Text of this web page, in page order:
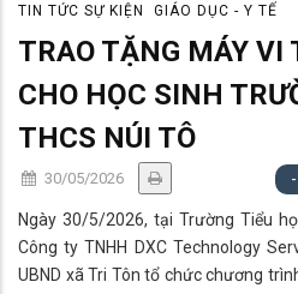
TIN TỨC SỰ KIỆN GIÁO DỤC - Y TẾ
TRAO TẶNG MÁY VI
CHO HỌC SINH
THCS NÚI TÔ
30/05/2026 -
​Ngày 30/5/2026, tại Trường Tiểu
Công ty TNHH DXC Technology
UBND xã Tri Tôn tổ chức chương